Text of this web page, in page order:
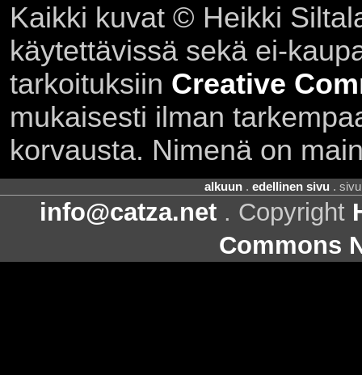
Kaikki kuvat © Heikki
käytettävissä sekä ei-
tarkoituksiin Creative
mukaisesti ilman
korvausta. Nimenä on
alkuun . edellinen sivu .
info@catza.net . Copyright
Commons